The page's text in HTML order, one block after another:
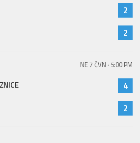
2
2
NE 7 ČVN · 5:00 PM
4
2